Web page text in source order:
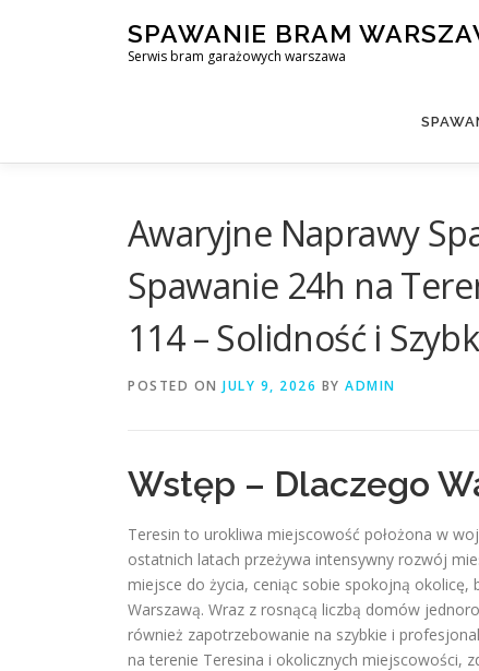
SPAWANIE BRAM
Serwis bram garażowych warszawa
Awaryjne Naprawy
Spawanie 24h na
114 – Solidność i
POSTED ON JULY 9, 2026 BY ADMIN
Wstęp – Dlaczego
Teresin to urokliwa miejscowość położona w
ostatnich latach przeżywa intensywny rozwój
miejsce do życia, ceniąc sobie spokojną okolicę,
Warszawą. Wraz z rosnącą liczbą domów
również zapotrzebowanie na szybkie i
na terenie Teresina i okolicznych miejscowości,